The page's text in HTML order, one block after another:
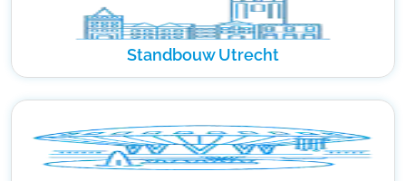
Standbouw Utrecht